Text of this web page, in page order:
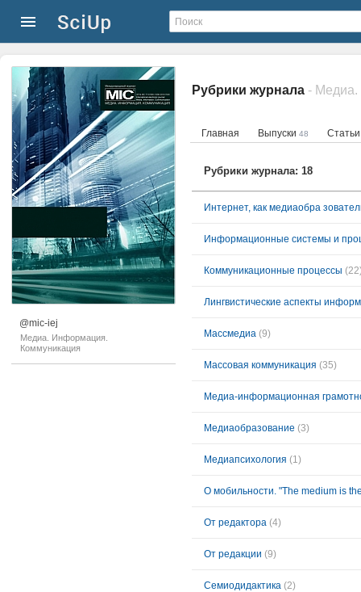
@mic-iej
Медиа. Информация.
Коммуникация
Рубрики журнала -
Главная Выпуски 48
Рубрики журнала: 18
Интернет, как медиаобра
Информационные системы и
Коммуникационные процессы
Лингвистические аспекты
Массмедиа (9)
Массовая коммуникация (35)
Медиа-информационная
Медиаобразование (3)
Медиапсихология (1)
О мобильности. "The medium is
От редактора (4)
От редакции (9)
Семиодидактика (2)